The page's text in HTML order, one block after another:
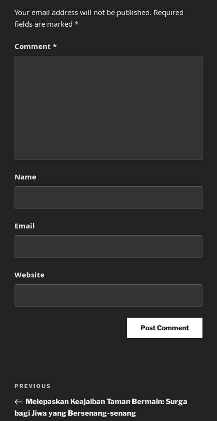
Your email address will not be published. Required
fields are marked *
Comment *
Name
Email
Website
Previous
Post
PREVIOUS
Melepaskan Keajaiban Taman Bermain: Surga
bagi Jiwa yang Bersenang-senang